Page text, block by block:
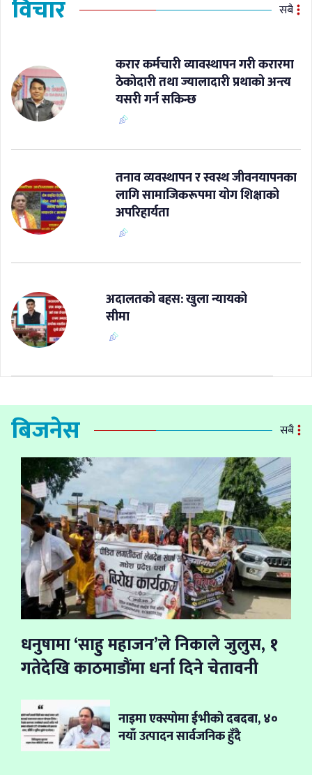
विचार सबै
करार कर्मचारी व्यावस्थापन गरी करारमा
ठेकोदारी तथा ज्यालादारी प्रथाको अन्त्य
यसरी गर्न सकिन्छ
​तनाव व्यवस्थापन र स्वस्थ जीवनयापनका
लागि सामाजिकरूपमा योग शिक्षाको
अपरिहार्यता
अदालतको बहस: खुला न्यायको
सीमा
बिजनेस सबै
धनुषामा ‘साहु महाजन’ले निकाले जुलुस, १
गतेदेखि काठमाडौंमा धर्ना दिने चेतावनी
नाइमा एक्स्पोमा ईभीको दबदबा, ४०
नयाँ उत्पादन सार्वजनिक हुँदै